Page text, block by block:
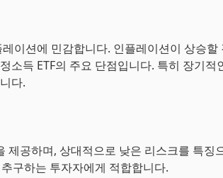
이션에 민감합니다. 인플레이션이 상승할
소득 ETF의 주요 단점입니다. 특히 장기적
다.
제공하며, 상대적으로 낮은 리스크를 특징
구하는 투자자에게 적합합니다.